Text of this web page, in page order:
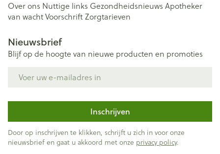
Over ons Nuttige links Gezondheidsnieuws Apotheker
van wachtVoorschriftZorgtarieven
Nieuwsbrief
Blijf op de hoogte van nieuwe producten en promoties
Inschrijven
Door op inschrijven te klikken, schrijft u zich in voor onze
nieuwsbrief en gaat u akkoord met onze privacy policy.